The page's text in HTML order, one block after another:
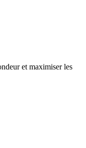
et maximiser les